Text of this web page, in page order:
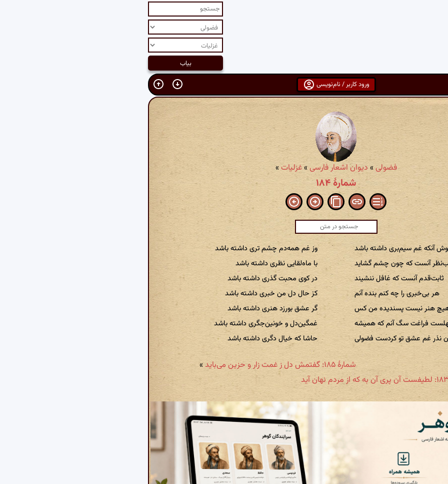
ورود کاربر / نام‌نویسی
فضولی » دیوان اشعار فارسی»غزلیات»
شمارهٔ ۱۸۴
آنکه غم سیم‌بری داشته باشد
وز غم همه‌دم چشم تری داشته باشد
آنست که چون چشم گشاید
با ماه‌لقایی نظری داشته باشد
ثابت‌قدم آنست که غافل ننشیند
در کوی محبت گذری داشته باشد
هر بی‌خبری را چه کنم بنده آنم
کز حال دل من خبری داشته باشد
هنر نیست پسندیده من کس
گر عشق بورزد هنری داشته باشد
فراغت سگ آنم که همیشه
غمگین‌دل و خونین‌جگری داشته باشد
نذر غم عشق تو کردست فضولی
حاشا که خیال دگری داشته باشد
شمارهٔ ۱۸۵: گفتمش دل ز غمت زار و حزین می‌باید »